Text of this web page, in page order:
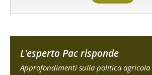
L'esperto Pac risponde
Approfondimenti sulla politica agricola